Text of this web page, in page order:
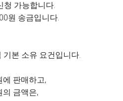
청 가능합니다.
원 송금입니다.
본 소유 요건입니다.
판매하고,
의 금액은,